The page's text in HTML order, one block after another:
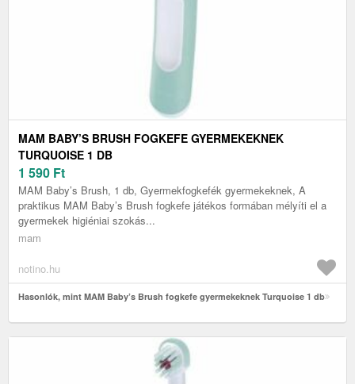
MAM BABY’S BRUSH FOGKEFE GYERMEKEKNEK
TURQUOISE 1 DB
1 590 Ft
MAM Baby’s Brush, 1 db, Gyermekfogkefék gyermekeknek, A
praktikus MAM Baby’s Brush fogkefe játékos formában mélyíti el a
gyermekek higiéniai szokás...
mam
notino.hu
Hasonlók, mint MAM Baby’s Brush fogkefe gyermekeknek Turquoise 1 db